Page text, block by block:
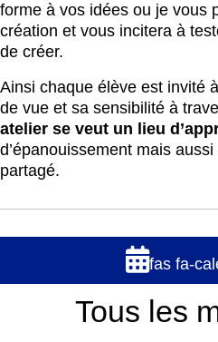
forme à vos idées ou je vous
création et vous incitera à
de créer.
Ainsi chaque élève est invité
de vue et sa sensibilité à
atelier se veut un lieu
d’épanouissement mais
partagé.
fas fa-
Tous les